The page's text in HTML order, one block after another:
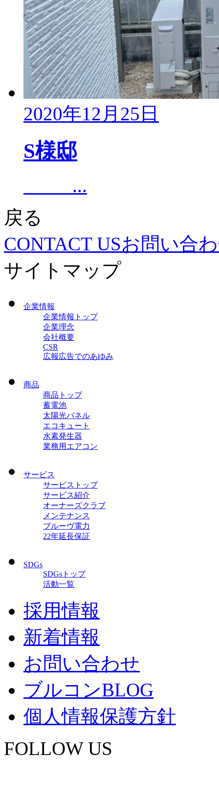
2020年12月25日
S様邸
...
戻る
CONTACT USお問い合
サイトマップ
企業情報
企業情報トップ
企業理念
会社概要
CSR
広報広告でのあゆみ
商品
商品トップ
蓄電池
太陽光パネル
エコキュート
水素発生器
業務用エアコン
サービス
サービストップ
サービス紹介
オーナーズクラブ
メンテナンス
ブルーヴ電力
22年延長保証
SDGs
SDGsトップ
活動一覧
採用情報
新着情報
お問い合わせ
ブルコンBLOG
個人情報保護方針
FOLLOW US